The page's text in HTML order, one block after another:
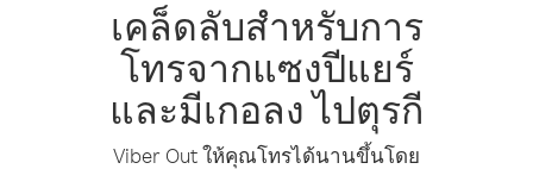
เคล็ดลับสำหรับการ
โทรจากแซงปีแยร์
และมีเกอลง ไปตุรกี
Viber Out ให้คุณโทรได้นานขึ้นโดย